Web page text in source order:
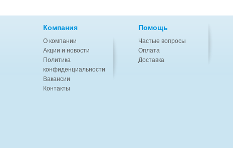
Компания
О компании
Акции и новости
Политика
конфиденциальности
Вакансии
Контакты
Помощь
Частые вопросы
Оплата
Доставка